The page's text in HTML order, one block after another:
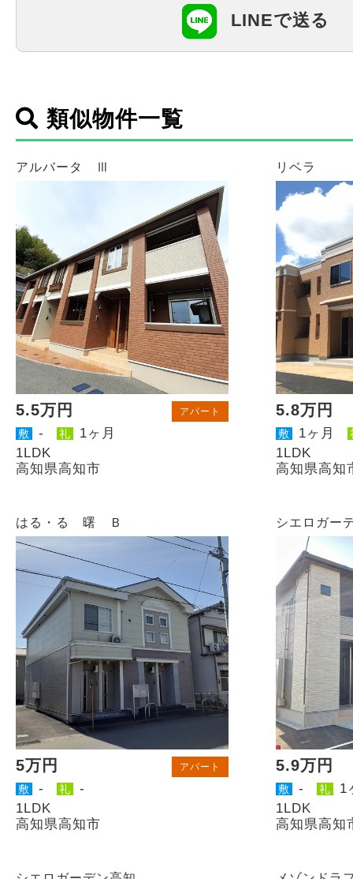
LINEで送る
類似物件一覧
アルバータ Ⅲ
5.5万円 アパート
敷 - 礼
1ヶ月
1LDK
高知県高知市
リベラ
5.8万円
敷 1ヶ月
1LDK
高知県高知
はる・る 曙 Ｂ
5万円 アパート
敷 - 礼
-
1LDK
高知県高知市
シエロガー
5.9万円
敷 - 礼
1
1LDK
高知県高知